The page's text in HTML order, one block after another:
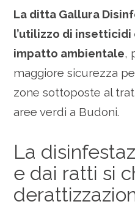
La ditta Gallura
l’utilizzo di insetticidi
impatto ambientale,
maggiore sicurezza
zone sottoposte al
aree verdi a Budoni.
La
e dai ratti si